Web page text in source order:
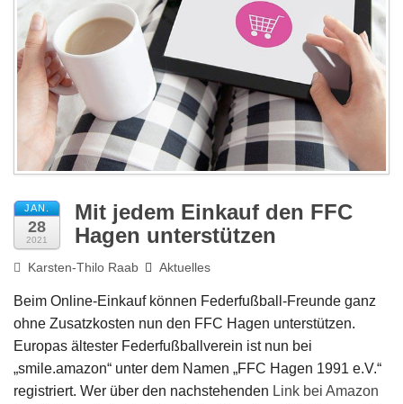
Impressum
JAN.
28
2021
Mit jedem Einkauf den FFC
Hagen unterstützen
Karsten-Thilo Raab Aktuelles
Beim Online-Einkauf können Federfußball-Freunde ganz
ohne Zusatzkosten nun den FFC Hagen unterstützen.
Europas ältester Federfußballverein ist nun bei
„smile.amazon“ unter dem Namen „FFC Hagen 1991 e.V.“
registriert. Wer über den nachstehenden Link bei Amazon